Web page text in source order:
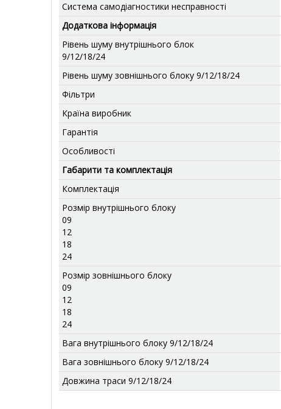
Система самодіагностики несправності
Додаткова інформація
Рівень шуму внутрішнього блок
9/12/18/24
Рівень шуму зовнішнього блоку 9/12/18/24
Фільтри
Країна виробник
Гарантія
Особливості
Габарити та комплектація
Комплектація
Розмір внутрішнього блоку
09
12
18
24
Розмір зовнішнього блоку
09
12
18
24
Вага внутрішнього блоку 9/12/18/24
Вага зовнішнього блоку 9/12/18/24
Довжина траси 9/12/18/24